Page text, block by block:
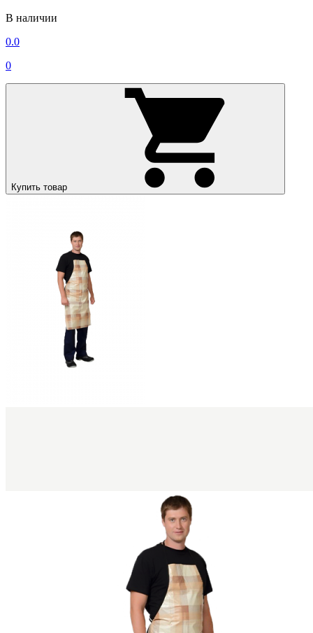
В наличии
0.0
0
Купить товар